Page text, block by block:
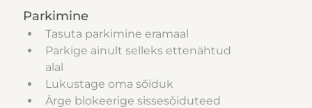
Parkimine
Tasuta parkimine eramaal
Parkige ainult selleks ettenähtud
alal
Lukustage oma sõiduk
Ärge blokeerige sissesõiduteed